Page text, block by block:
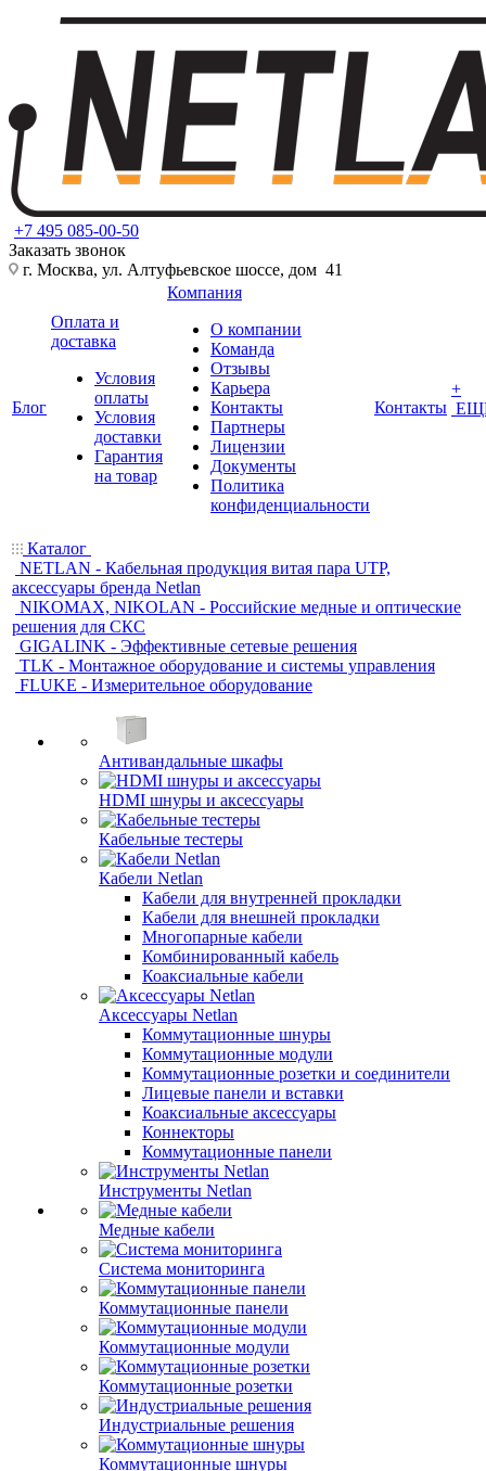
+7 495 085-00-50
Заказать звонок
г. Москва, ул. Алтуфьевское шоссе, дом 41
Блог
Оплата и
доставка
Условия
оплаты
Условия
доставки
Гарантия
на товар
Компания
О компании
Команда
Отзывы
Карьера
Контакты
Партнеры
Лицензии
Документы
Политика
конфиденциальности
Контакты
+
Каталог
NETLAN - Кабельная продукция витая пара UTP,
аксессуары бренда Netlan
NIKOMAX, NIKOLAN - Российские медные и оптические
решения для СКС
GIGALINK - Эффективные сетевые решения
TLK - Монтажное оборудование и системы управления
FLUKE - Измерительное оборудование
Антивандальные шкафы
HDMI шнуры и аксессуары
Кабельные тестеры
Кабели Netlan
Кабели для внутренней прокладки
Кабели для внешней прокладки
Многопарные кабели
Комбинированный кабель
Коаксиальные кабели
Аксессуары Netlan
Коммутационные шнуры
Коммутационные модули
Коммутационные розетки и соединители
Лицевые панели и вставки
Коаксиальные аксессуары
Коннекторы
Коммутационные панели
Инструменты Netlan
Медные кабели
Система мониторинга
Коммутационные панели
Коммутационные модули
Коммутационные розетки
Индустриальные решения
Коммутационные шнуры